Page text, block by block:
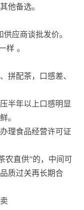
他备选。
应商谈批发价。
样 。
拼配茶，口感差、
半年以上口感明显
。
理食品经营许可证
农直供”的，中间可
质过关再长期合